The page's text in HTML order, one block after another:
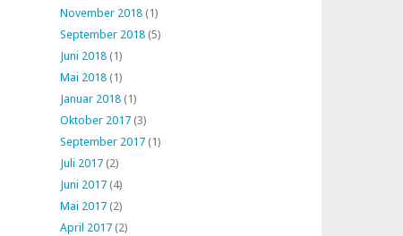
November 2018 (1)
September 2018 (5)
Juni 2018 (1)
Mai 2018 (1)
Januar 2018 (1)
Oktober 2017 (3)
September 2017 (1)
Juli 2017 (2)
Juni 2017 (4)
Mai 2017 (2)
April 2017 (2)